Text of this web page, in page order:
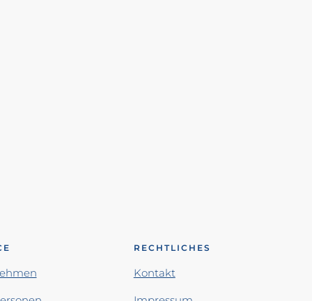
RECHTLICHES
Kontakt